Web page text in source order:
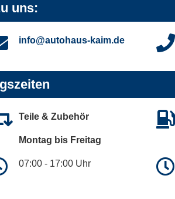
uns:
info@autohaus-kaim.de
Teile & Zubehör
Montag bis Freitag
07:00 - 17:00 Uhr